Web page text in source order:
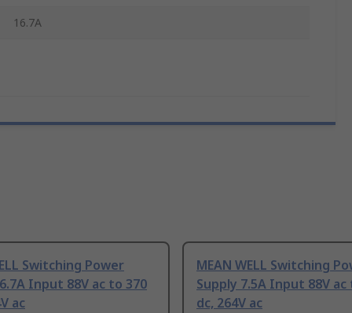
16.7A
Switching Power
Input 88V ac to 370
ac
MEAN WELL Switching
Supply 7.5A Input 88V ac
dc, 264V ac